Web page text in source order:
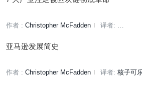
作者 : Christopher McFadden
译者:
亚马逊发展简史
作者 : Christopher McFadden 译者: 核子可